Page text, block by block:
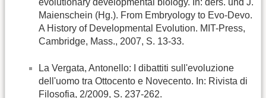
evolutionary developmental biology. In: ders. und J.
Maienschein (Hg.). From Embryology to Evo-Devo.
A History of Developmental Evolution. MIT-Press,
Cambridge, Mass., 2007, S. 13-33.
La Vergata, Antonello: I dibattiti sull'evoluzione
dell'uomo tra Ottocento e Novecento. In: Rivista di
Filosofia, 2/2009, S. 237-262.